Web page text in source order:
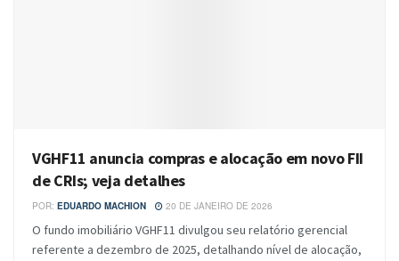
VGHF11 anuncia compras e alocação em novo FII
de CRIs; veja detalhes
POR: EDUARDO MACHION 20 DE JANEIRO DE 2026
O fundo imobiliário VGHF11 divulgou seu relatório gerencial
referente a dezembro de 2025, detalhando nível de alocação,